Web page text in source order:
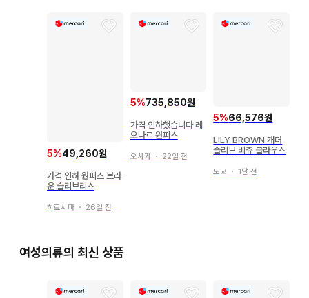
5%49,260원
가격 인하 원피스 브라
운 슬리브리스
히로시마 ・ 26일 전
5%735,850원
가격 인하했습니다 레
오나르 원피스
오사카・ 22일 전
5%66,576원
LILY BROWN 개더
슬리브 비쥬 블라우스
도쿄 ・ 1달 전
여성의류의 최신 상품